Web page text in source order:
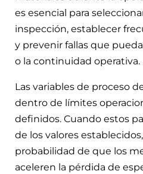
es esencial para
inspección, establecer
y prevenir fallas que
o la continuidad operativa.
Las variables de proceso
dentro de límites
definidos. Cuando estos
de los valores
probabilidad de que los
aceleren la pérdida de